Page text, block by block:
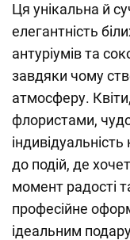
Ця унікальна й
елегантність
антуріумів та
завдяки чому
атмосферу.
флористами,
до подій, де
момент радості
професійне
ідеальним